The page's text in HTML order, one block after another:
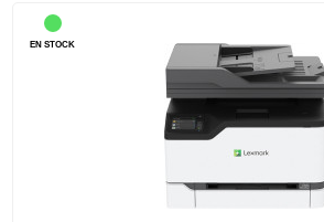
EN STOCK